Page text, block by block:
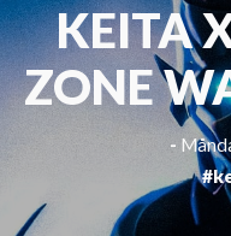
KEITA
ZONE
-